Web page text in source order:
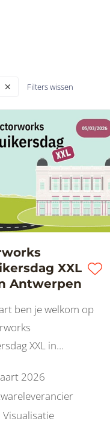
Filters wissen
XXL
Antwerpen
ben je welkom op
XXL in
2026
Visualisatie